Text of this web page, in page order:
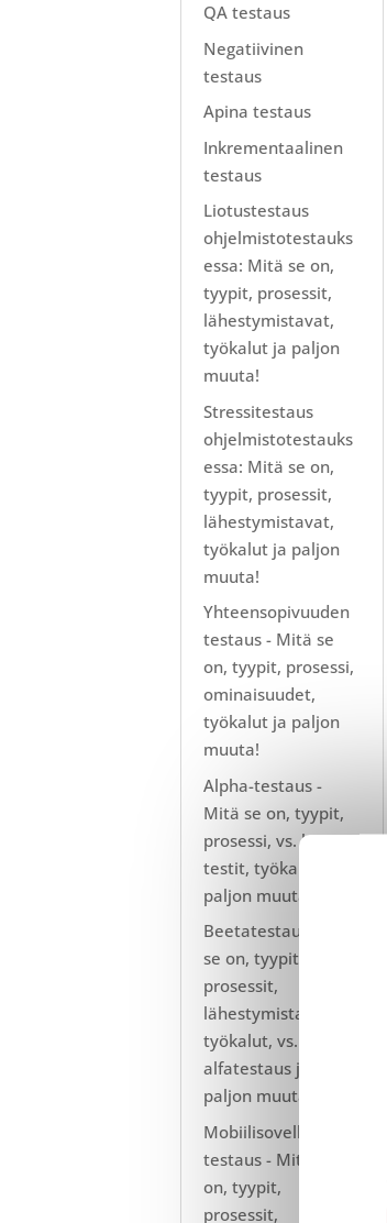
QA testaus
Negatiivinen
testaus
Apina testaus
Inkrementaalinen
testaus
Liotustestaus
ohjelmistotestauks
essa: Mitä se on,
tyypit, prosessit,
lähestymistavat,
työkalut ja paljon
muuta!
Stressitestaus
ohjelmistotestauks
essa: Mitä se on,
tyypit, prosessit,
lähestymistavat,
työkalut ja paljon
muuta!
Yhteensopivuuden
testaus - Mitä se
on, tyypit, prosessi,
ominaisuudet,
työkalut ja paljon
muuta!
Alpha-testaus -
Mitä se on, tyypit,
prosessi, vs. beta-
testit, työkalut ja
paljon muuta!
Beetatestaus - Mitä
se on, tyypit,
prosessit,
lähestymistavat,
työkalut, vs.
alfatestaus ja
paljon muuta!
Mobiilisovellusten
testaus - Mitä se
on, tyypit,
prosessit,